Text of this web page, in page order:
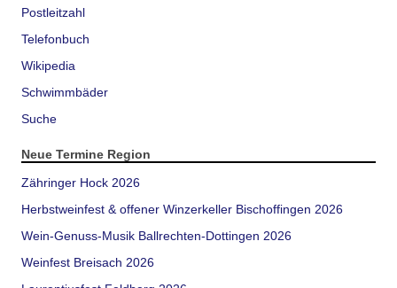
Postleitzahl
Telefonbuch
Wikipedia
Schwimmbäder
Suche
Neue Termine Region
Zähringer Hock 2026
Herbstweinfest & offener Winzerkeller Bischoffingen 2026
Wein-Genuss-Musik Ballrechten-Dottingen 2026
Weinfest Breisach 2026